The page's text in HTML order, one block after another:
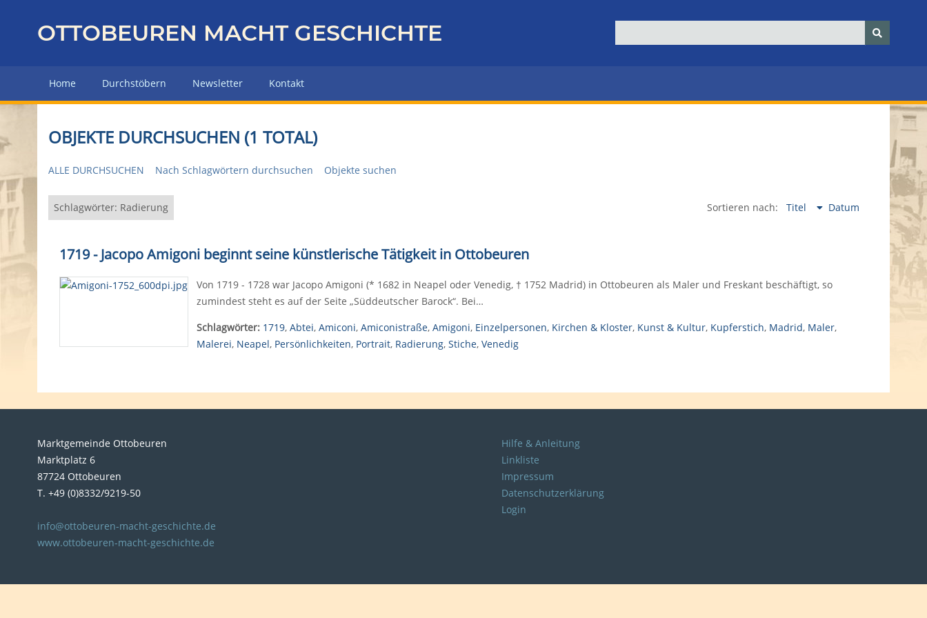
z
r
H
u
p
e
OTTOBEUREN MACHT GESCHICHTE
Home Durchstöbern Newsletter Kontakt
OBJEKTE DURCHSUCHEN (1 TOTAL)
ALLE DURCHSUCHEN Nach Schlagwörtern durchsuchen Objekte suchen
Schlagwörter: Radierung Sortieren nach: Titel Datum
1719 - Jacopo Amigoni beginnt seine künstlerische Tätigkeit in Ottobeuren
Von 1719 - 1728 war Jacopo Amigoni (* 1682 in Neapel oder Venedig, † 1752 Madrid) in Ottobeuren als Maler und Freskant beschäftigt, so
zumindest steht es auf der Seite „Süddeutscher Barock“. Bei…
Schlagwörter: 1719, Abtei, Amiconi, Amiconistraße, Amigoni, Einzelpersonen, Kirchen & Kloster, Kunst & Kultur, Kupferstich, Madrid, Maler,
Malerei, Neapel, Persönlichkeiten, Portrait, Radierung, Stiche, Venedig
Marktgemeinde Ottobeuren
Marktplatz 6
87724 Ottobeuren
T. +49 (0)8332/9219-50
info@ottobeuren-macht-geschichte.de
www.ottobeuren-macht-geschichte.de
Hilfe & Anleitung
Linkliste
Impressum
Datenschutzerklärung
Login